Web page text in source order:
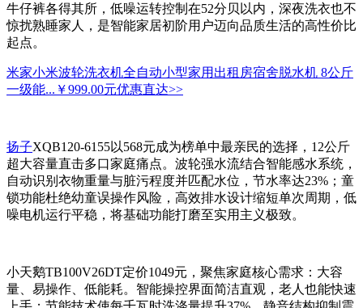
牛仔裤各得其所，低噪运转控制在52分贝以内，深夜洗衣也不
惊扰熟睡家人，是智能家居初阶用户迈向品质生活的高性价比
起点。
米家小米波轮洗衣机全自动小型家用出租房宿舍脱水机 8公斤
一级能... ￥999.00元优惠直达>>
扬子XQB120-6155以568元成为榜单中最亲民的选择，12公斤
超大容量直击多口家庭痛点。波轮强水流结合智能感水系统，
自动识别衣物重量与脏污程度并匹配水位，节水率达23%；童
锁功能杜绝幼童误操作风险，高效排水设计缩短单次周期，低
噪电机运行平稳，将基础功能打磨至实用主义极致。
小天鹅TB100V26DT定价1049元，聚焦家庭核心需求：大容
量、易操作、低能耗。智能操控界面简洁直观，老人也能快速